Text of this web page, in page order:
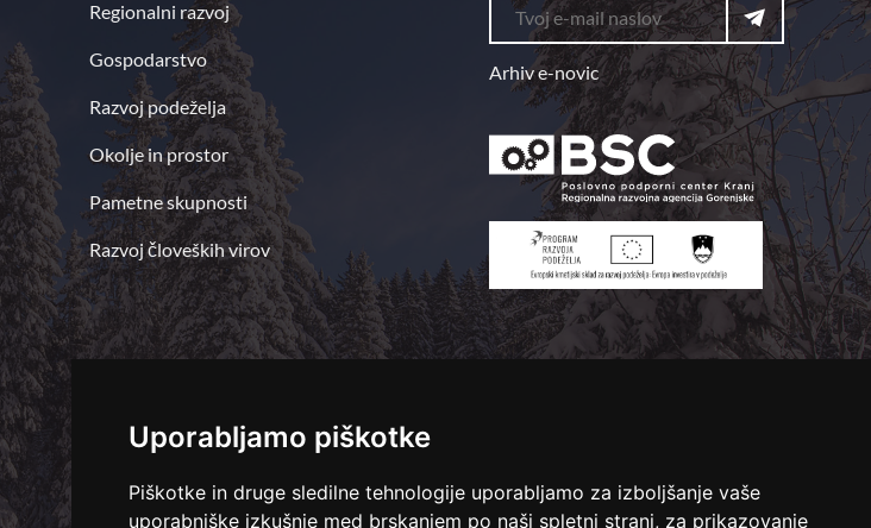
Uporabljamo piškotke
Piškotke in druge sledilne tehnologije uporabljamo za izboljšanje vaše
uporabniške izkušnje med brskanjem po naši spletni strani, za prikazovanje
Regionalni razvoj
Gospodarstvo
Razvoj podeželja
Okolje in prostor
Pametne skupnosti
Razvoj človeških virov
Arhiv e-novic